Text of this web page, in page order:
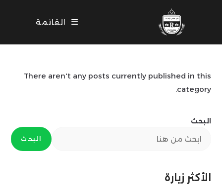
القائمة
There aren't any posts currently published in this
category.
البحث
البحث
الأكثر زيارة